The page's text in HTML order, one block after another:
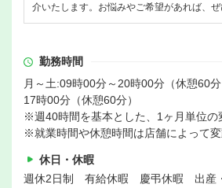
介いたします。お悩みやご希望があれば、
勤務時間
月～土:09時00分～20時00分（休憩60
17時00分（休憩60分）
※週40時間を基本とした、1ヶ月単位の
※就業時間や休憩時間は店舗によって
休日・休暇
週休2日制 有給休暇 慶弔休暇 出産